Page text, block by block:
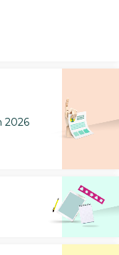
2026